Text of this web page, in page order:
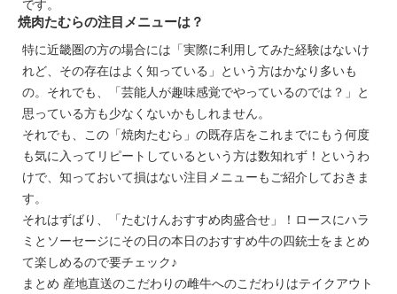
です。
焼肉たむらの注目メニューは？
特に近畿圏の方の場合には「実際に利用してみた経験はないけ
れど、その存在はよく知っている」という方はかなり多いも
の。それでも、「芸能人が趣味感覚でやっているのでは？」と
思っている方も少なくないかもしれません。
それでも、この「焼肉たむら」の既存店をこれまでにもう何度
も気に入ってリピートしているという方は数知れず！というわ
けで、知っておいて損はない注目メニューもご紹介しておきま
す。
それはずばり、「たむけんおすすめ肉盛合せ」！ロースにハラ
ミとソーセージにその日の本日のおすすめ牛の四銃士をまとめ
て楽しめるので要チェック♪
まとめ 産地直送のこだわりの雌牛へのこだわりはテイクアウト